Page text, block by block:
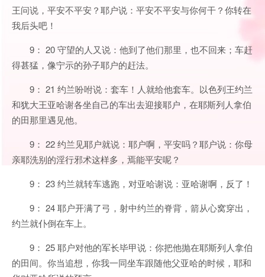
王问说，平安不平安？耶户说：平安不平安与你何干？你转在
我后头吧！
9： 20 守望的人又说：他到了他们那里，也不回来；车赶
得甚猛，像宁示的孙子耶户的赶法。
9： 21 约兰吩咐说：套车！人就给他套车。以色列王约兰
和犹大王亚哈谢各坐自己的车出去迎接耶户，在耶斯列人拿伯
的田那里遇见他。
9： 22 约兰见耶户就说：耶户啊，平安吗？耶户说：你母
亲耶洗别的淫行邪术这样多，焉能平安呢？
9： 23 约兰就转车逃跑，对亚哈谢说：亚哈谢啊，反了！
9： 24 耶户开满了弓，射中约兰的脊背，箭从心窝穿出，
约兰就仆倒在车上。
9： 25 耶户对他的军长毕甲说：你把他抛在耶斯列人拿伯
的田间。你当追想，你我一同坐车跟随他父亚哈的时候，耶和